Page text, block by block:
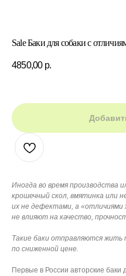
Sale Баки для собаки с
4850,00 р.
Иногда во время производства
крошечный скол, вмятинка или
их не дефектами, а «отличиями
не влияют на качество,
Такие баки отправляются
по сниженной цене.
Первые в России авторские баки